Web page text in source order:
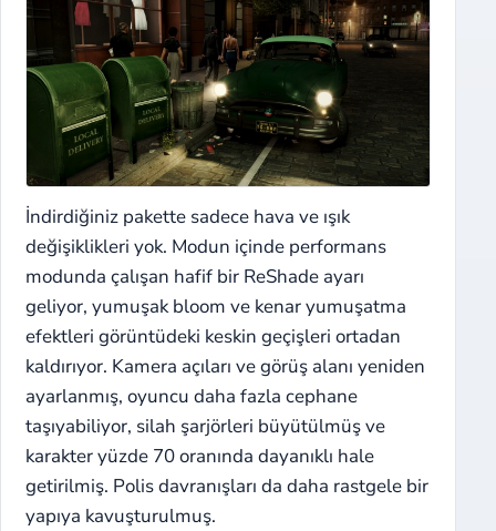
İndirdiğiniz pakette sadece hava ve ışık
değişiklikleri yok. Modun içinde performans
modunda çalışan hafif bir ReShade ayarı
geliyor, yumuşak bloom ve kenar yumuşatma
efektleri görüntüdeki keskin geçişleri ortadan
kaldırıyor. Kamera açıları ve görüş alanı yeniden
ayarlanmış, oyuncu daha fazla cephane
taşıyabiliyor, silah şarjörleri büyütülmüş ve
karakter yüzde 70 oranında dayanıklı hale
getirilmiş. Polis davranışları da daha rastgele bir
yapıya kavuşturulmuş.